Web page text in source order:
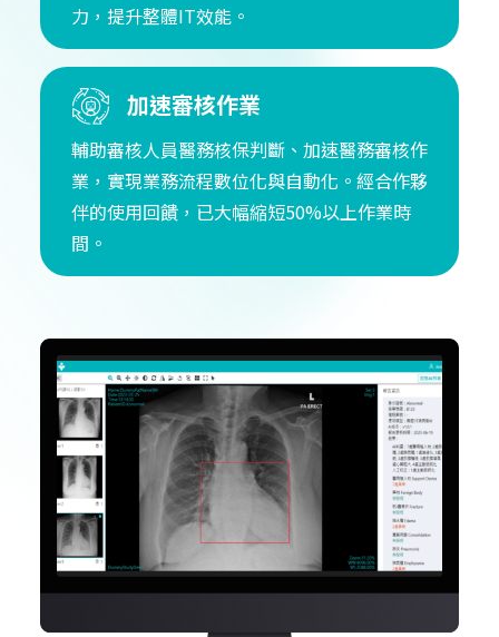
力，提升整體IT效能。
加速審核作業
輔助審核人員醫務核保判斷、加速醫務審核作
業，實現業務流程數位化與自動化。經合作夥
伴的使用回饋，已大幅縮短50%以上作業時
間。